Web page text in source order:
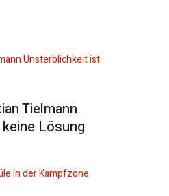
Tielmann
Lösung